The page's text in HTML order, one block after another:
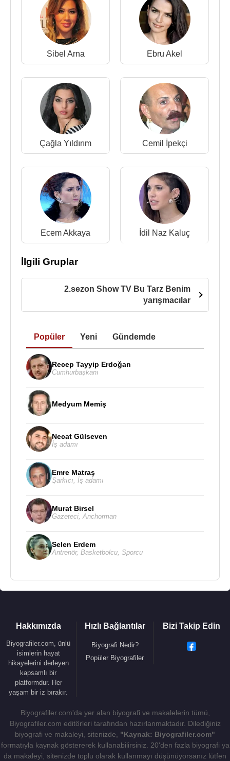
Sibel Arna Ebru Akel
Çağla Yıldırım Cemil İpekçi
Ecem Akkaya İdil Naz Kaluç
İlgili Gruplar
2.sezon Show TV Bu Tarz Benim
yarışmacılar
Popüler Yeni Gündemde
Recep Tayyip Erdoğan
Cumhurbaşkanı
Medyum Memiş
Necat Gülseven
İş adamı
Emre Matraş
Şarkıcı İş adamı
Murat Birsel
Gazeteci Anchorman
Selen Erdem
Antrenör, Basketbolcu Sporcu
Hakkımızda
Biyografiler.com, ünlü
isimlerin hayat
hikayelerini derleyen
kapsamlı bir
platformdur. Her
yaşam bir iz bırakır.
Hızlı Bağlantılar
Biyografi Nedir?
Popüler Biyografiler
Bizi Takip Edin
Biyografiler.com'da yer alan biyografi ve makalelerin tümü,
Biyografiler.com editörleri tarafından hazırlanmaktadır. Dilediğiniz
biyografi ve makaleyi, sitenizde, "Kaynak: Biyografiler.com"
formatıyla kaynak göstererek kullanabilirsiniz. 20'den fazla biyografi ya
da makaleyi, sitenizde toplu olarak kullanmayı düşünüyorsanız lütfen